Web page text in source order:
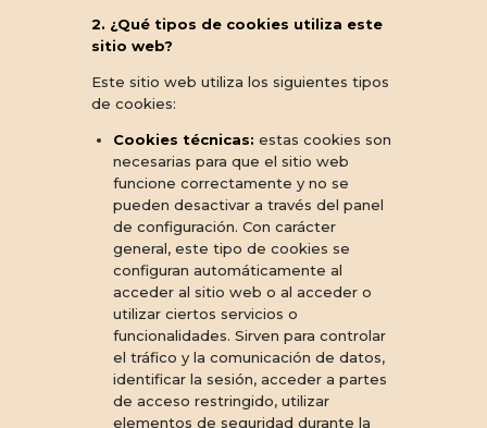
2. ¿Qué tipos de cookies utiliza este
sitio web?
Este sitio web utiliza los siguientes tipos
de cookies:
Cookies técnicas: estas cookies son
necesarias para que el sitio web
funcione correctamente y no se
pueden desactivar a través del panel
de configuración. Con carácter
general, este tipo de cookies se
configuran automáticamente al
acceder al sitio web o al acceder o
utilizar ciertos servicios o
funcionalidades. Sirven para controlar
el tráfico y la comunicación de datos,
identificar la sesión, acceder a partes
de acceso restringido, utilizar
elementos de seguridad durante la